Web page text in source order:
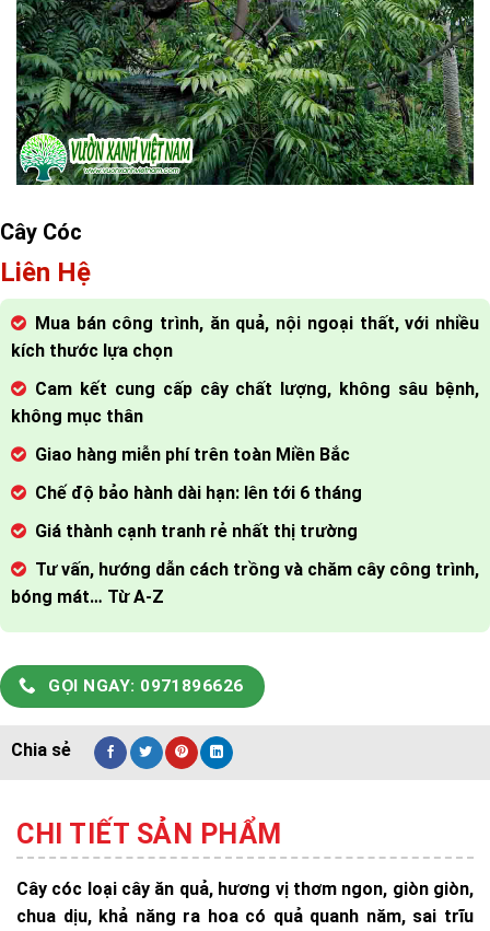
Cây Cóc
Liên Hệ
Mua bán công trình, ăn quả, nội ngoại thất, với nhiều
kích thước lựa chọn
Cam kết cung cấp cây chất lượng, không sâu bệnh,
không mục thân
Giao hàng miễn phí trên toàn Miền Bắc
Chế độ bảo hành dài hạn: lên tới 6 tháng
Giá thành cạnh tranh rẻ nhất thị trường
Tư vấn, hướng dẫn cách trồng và chăm cây công trình,
bóng mát… Từ A-Z
GỌI NGAY: 0971896626
CHI TIẾT SẢN PHẨM
Cây cóc loại cây ăn quả, hương vị thơm ngon, giòn giòn,
chua dịu, khả năng ra hoa có quả quanh năm, sai trĩu